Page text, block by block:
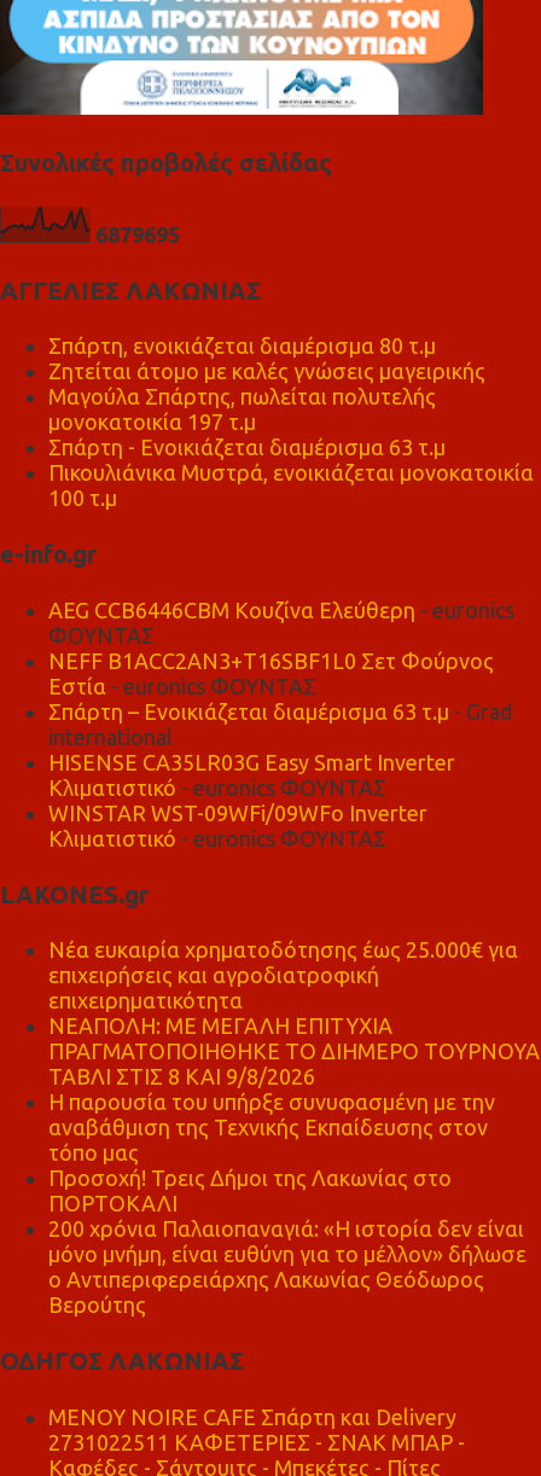
Συνολικές προβολές σελίδας
6879695
ΑΓΓΕΛΙΕΣ ΛΑΚΩΝΙΑΣ
Σπάρτη, ενοικιάζεται διαμέρισμα 80 τ.μ
Ζητείται άτομο με καλές γνώσεις μαγειρικής
Μαγούλα Σπάρτης, πωλείται πολυτελής
μονοκατοικία 197 τ.μ
Σπάρτη - Ενοικιάζεται διαμέρισμα 63 τ.μ
Πικουλιάνικα Μυστρά, ενοικιάζεται μονοκατοικία
100 τ.μ
e-info.gr
AEG CCB6446CBM Κουζίνα Ελεύθερη - euronics
ΦΟΥΝΤΑΣ
NEFF B1ACC2AN3+T16SBF1L0 Σετ Φούρνος
Εστία - euronics ΦΟΥΝΤΑΣ
Σπάρτη – Ενοικιάζεται διαμέρισμα 63 τ.μ - Grad
international
HISENSE CA35LR03G Easy Smart Inverter
Κλιματιστικό - euronics ΦΟΥΝΤΑΣ
WINSTAR WST-09WFi/09WFo Inverter
Κλιματιστικό - euronics ΦΟΥΝΤΑΣ
LAKONES.gr
Νέα ευκαιρία χρηματοδότησης έως 25.000€ για
επιχειρήσεις και αγροδιατροφική
επιχειρηματικότητα
ΝΕΑΠΟΛΗ: ΜΕ ΜΕΓΑΛΗ ΕΠΙΤΥΧΙΑ
ΠΡΑΓΜΑΤΟΠΟΙΗΘΗΚΕ ΤΟ ΔΙΗΜΕΡΟ ΤΟΥΡΝΟΥΑ
ΤΑΒΛΙ ΣΤΙΣ 8 ΚΑΙ 9/8/2026
Η παρουσία του υπήρξε συνυφασμένη με την
αναβάθμιση της Τεχνικής Εκπαίδευσης στον
τόπο μας
Προσοχή! Τρεις Δήμοι της Λακωνίας στο
ΠΟΡΤΟΚΑΛΙ
200 χρόνια Παλαιοπαναγιά: «Η ιστορία δεν είναι
μόνο μνήμη, είναι ευθύνη για το μέλλον» δήλωσε
ο Αντιπεριφερειάρχης Λακωνίας Θεόδωρος
Βερούτης
ΟΔΗΓΟΣ ΛΑΚΩΝΙΑΣ
MENOY NOIRE CAFE Σπάρτη και Delivery
2731022511 ΚΑΦΕΤΕΡΙΕΣ - ΣΝΑΚ ΜΠΑΡ -
Καφέδες - Σάντουιτς - Μπεκέτες - Πίτες